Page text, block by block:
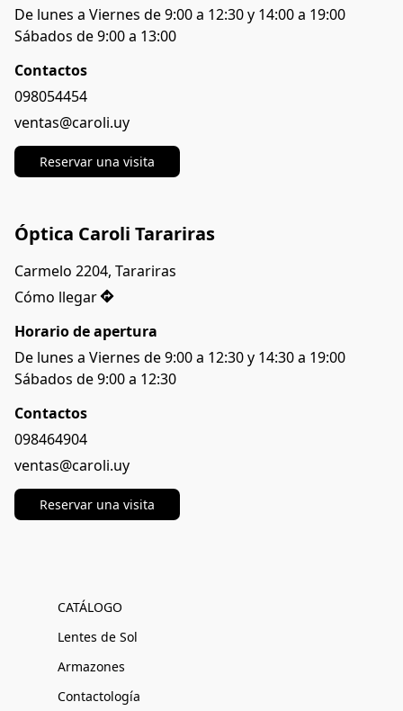
De lunes a Viernes de 9:00 a 12:30 y 14:00 a 19:00
Sábados de 9:00 a 13:00
Contactos
098054454
ventas@caroli.uy
Reservar una visita
Óptica Caroli Tarariras
Carmelo 2204, Tarariras
Cómo llegar
Horario de apertura
De lunes a Viernes de 9:00 a 12:30 y 14:30 a 19:00
Sábados de 9:00 a 12:30
Contactos
098464904
ventas@caroli.uy
Reservar una visita
CATÁLOGO
Lentes de Sol
Armazones
Contactología